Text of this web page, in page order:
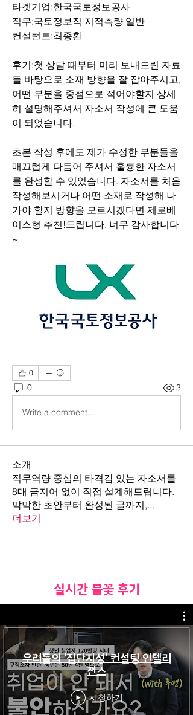
타겟기업:한국국토정보공사
직무:국토정보직 지적측량 일반
컨설턴트:최종환
후기:첫 상담 때부터 미리 보내드린 자료
들 바탕으로 소재 방향을 잘 잡아주시고,
어떤 부분을 중점으로 적어야할지 상세
히 설명해주셔서 자소서 작성에 큰 도움
이 되었습니다.
초본 작성 후에도 제가 수정한 부분들을
매끄럽게 다듬어 주셔서 훌륭한 자소서
를 완성할 수 있었습니다. 자소서를 처음
작성해보시거나 어떤 소재로 작성해 나
가야 할지 방향을 모르시겠다면 제로베
이스형 추천!드립니다. 너무 감사합니다
~
0
0 3
Write a comment...
소개
직무역량 중심의 타격감 있는 자소서를
8대 금지어 없이 직접 설계해드립니다.
막막한 초안부터 완성된 글까지,...
더보기
​실시간 불꽃 후기
우리들의 '집단지성' 컨설팅 인텔리
전스
시청하기